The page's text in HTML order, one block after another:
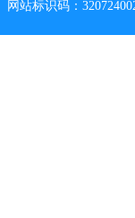
网站标识码：